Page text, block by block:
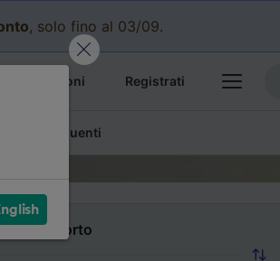
, solo fino al 03/09.
prenotazioni Registrati
frequenti